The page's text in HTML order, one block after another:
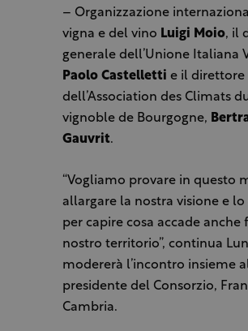
– Organizzazione
vigna e del vino Luigi Moio, il
generale dell’Unione Italiana
Paolo Castelletti e il direttore
dell’Association des Climats
vignoble de Bourgogne,
Gauvrit.
“Vogliamo provare in questo
allargare la nostra visione e lo
per capire cosa accade anche
nostro territorio”, continua
modererà l’incontro insieme
presidente del Consorzio,
Cambria.